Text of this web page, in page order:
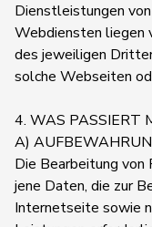
Dienstleistungen
Webdiensten liegen
des jeweiligen
solche Webseiten
4. WAS PASSIERT
A)
Die Bearbeitung von
jene Daten, die zur
Internetseite sowie